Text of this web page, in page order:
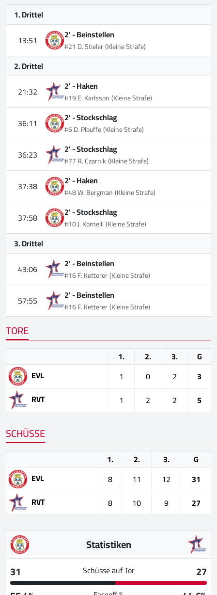
1. Drittel
13:51
2' -Beinstellen
#21 D. Stieler(Kleine Strafe)
2. Drittel
21:32
2' -Haken
#19 E. Karlsson(Kleine Strafe)
36:11 2' -Stockschlag
#6 D. Plouffe(Kleine Strafe)
36:23 2' -Stockschlag
#77 R. Czarnik(Kleine Strafe)
37:38 2' -Haken
#48 W. Bergman(Kleine Strafe)
37:58 2' -Stockschlag
#10 J. Kornelli(Kleine Strafe)
3. Drittel
43:06
2' -Beinstellen
#16 F. Ketterer(Kleine Strafe)
57:55 2' -Beinstellen
#16 F. Ketterer(Kleine Strafe)
TORE
1. 2. 3.
G
EVL
1 0 2
3
RVT
1 2 2 5
SCHÜSSE
1. 2. 3.
G
EVL
8 11 12
31
RVT
8 10 9 27
Statistiken
31
Schüsse auf Tor
27